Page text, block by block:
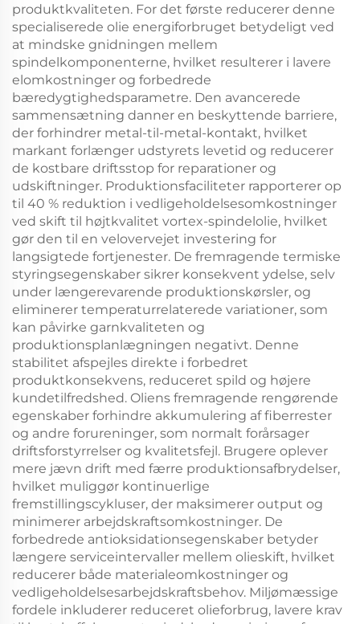
produktkvaliteten. For det første reducerer denne
specialiserede olie energiforbruget betydeligt ved
at mindske gnidningen mellem
spindelkomponenterne, hvilket resulterer i lavere
elomkostninger og forbedrede
bæredygtighedsparametre. Den avancerede
sammensætning danner en beskyttende barriere,
der forhindrer metal-til-metal-kontakt, hvilket
markant forlænger udstyrets levetid og reducerer
de kostbare driftsstop for reparationer og
udskiftninger. Produktionsfaciliteter rapporterer op
til 40 % reduktion i vedligeholdelsesomkostninger
ved skift til højtkvalitet vortex-spindelolie, hvilket
gør den til en velovervejet investering for
langsigtede fortjenester. De fremragende termiske
styringsegenskaber sikrer konsekvent ydelse, selv
under længerevarende produktionskørsler, og
eliminerer temperaturrelaterede variationer, som
kan påvirke garnkvaliteten og
produktionsplanlægningen negativt. Denne
stabilitet afspejles direkte i forbedret
produktkonsekvens, reduceret spild og højere
kundetilfredshed. Oliens fremragende rengørende
egenskaber forhindre akkumulering af fiberrester
og andre forureninger, som normalt forårsager
driftsforstyrrelser og kvalitetsfejl. Brugere oplever
mere jævn drift med færre produktionsafbrydelser,
hvilket muliggør kontinuerlige
fremstillingscykluser, der maksimerer output og
minimerer arbejdskraftsomkostninger. De
forbedrede antioksidationsegenskaber betyder
længere serviceintervaller mellem olieskift, hvilket
reducerer både materialeomkostninger og
vedligeholdelsesarbejdskraftsbehov. Miljømæssige
fordele inkluderer reduceret olieforbrug, lavere krav